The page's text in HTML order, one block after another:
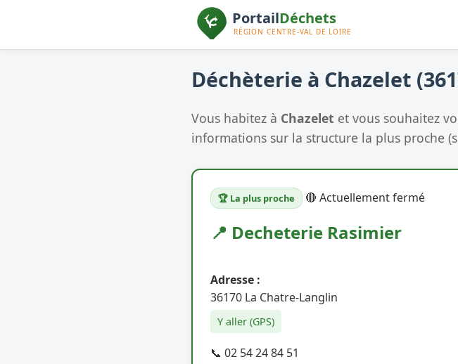
Déchèterie à Chazelet
Vous habitez à Chazelet et vous souhaitez
informations sur la structure la plus proche
🏆 La plus proche 🔴 Actuellement fermé
📍 Decheterie Rasimier
Adresse :
36170 La Chatre-Langlin
Y aller (GPS)
📞 02 54 24 84 51